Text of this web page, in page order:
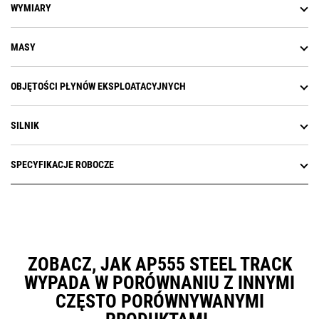
WYMIARY
MASY
OBJĘTOŚCI PŁYNÓW EKSPLOATACYJNYCH
SILNIK
SPECYFIKACJE ROBOCZE
ZOBACZ, JAK AP555 STEEL TRACK
WYPADA W PORÓWNANIU Z INNYMI
CZĘSTO PORÓWNYWANYMI